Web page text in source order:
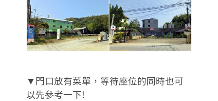
▼門口放有菜單，等待座位的同時也可
以先參考一下!